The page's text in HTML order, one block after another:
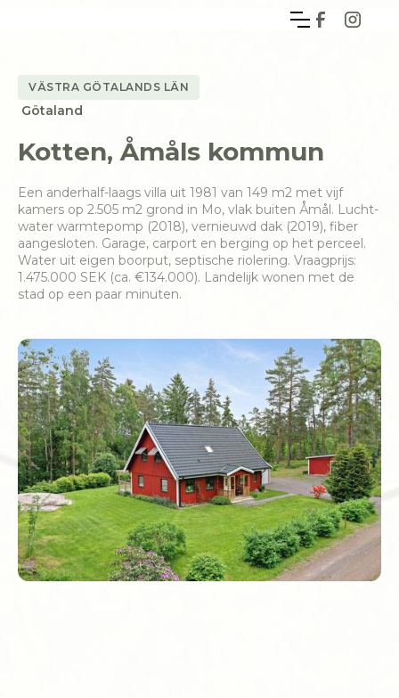
VÄSTRA GÖTALANDS LÄN
Götaland
Kotten, Åmåls kommun
Een anderhalf-laags villa uit 1981 van 149 m2 met vijf
kamers op 2.505 m2 grond in Mo, vlak buiten Åmål. Lucht-
water warmtepomp (2018), vernieuwd dak (2019), fiber
aangesloten. Garage, carport en berging op het perceel.
Water uit eigen boorput, septische riolering. Vraagprijs:
1.475.000 SEK (ca. €134.000). Landelijk wonen met de
stad op een paar minuten.